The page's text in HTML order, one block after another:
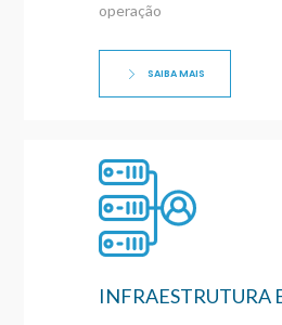
operação
SAIBA MAIS
INFRAESTRUTURA